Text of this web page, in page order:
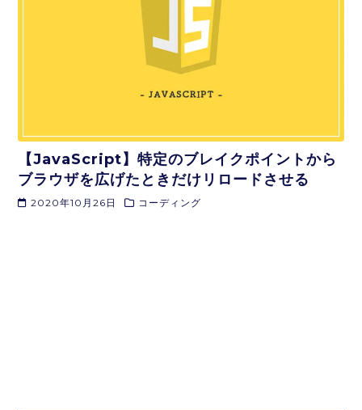
【JavaScript】特定のブレイクポイントから
ブラウザを広げたときだけリロードさせる
2020年10月26日 コーディング